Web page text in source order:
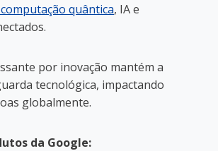
quântica, IA e
por inovação mantém a
tecnológica, impactando
globalmente.
da Google: